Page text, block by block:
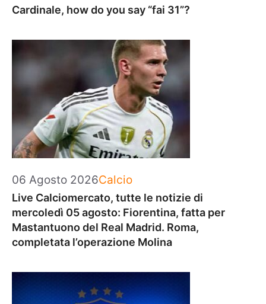
Cardinale, how do you say “fai 31”?
06 Agosto 2026Categorie
Calcio
Live Calciomercato, tutte le notizie di
mercoledì 05 agosto: Fiorentina, fatta per
Mastantuono del Real Madrid. Roma,
completata l’operazione Molina